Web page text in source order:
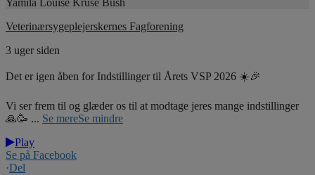
Yamila Louise Kruse Bush
Veterinærsygeplejerskernes Fagforening
3 uger siden
Det er igen åben for Indstillinger til Årets VSP 2026 ☀️🎉
Vi ser frem til og glæder os til at modtage jeres mange indstillinger
🙏🥳 ... Se mereSe mindre
Play
Se på Facebook
·Del